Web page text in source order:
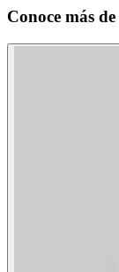
Conoce más de